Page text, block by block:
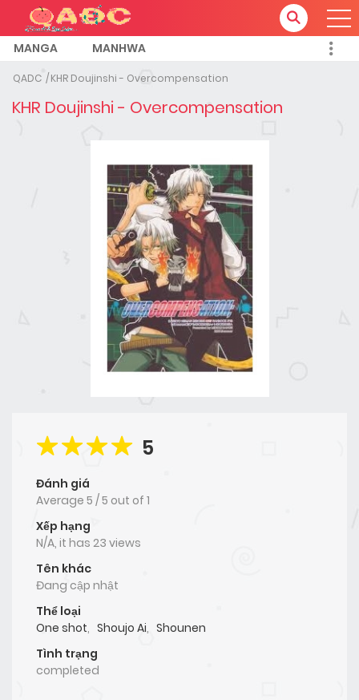
MANGA MANHWA
QADC KHR Doujinshi - Overcompensation
KHR Doujinshi - Overcompensation
5
Đánh giá
Average 5 /5 out of 1
Xếp hạng
N/A, it has 23 views
Tên khác
Đang cập nhật
Thể loại
One shot, Shoujo Ai, Shounen
Tình trạng
completed